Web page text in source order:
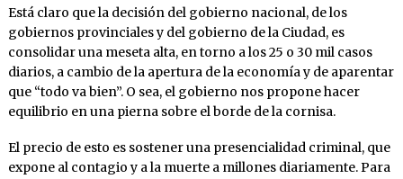
Está claro que la decisión del gobierno nacional, de los
gobiernos provinciales y del gobierno de la Ciudad, es
consolidar una meseta alta, en torno a los 25 o 30 mil casos
diarios, a cambio de la apertura de la economía y de aparentar
que “todo va bien”. O sea, el gobierno nos propone hacer
equilibrio en una pierna sobre el borde de la cornisa.
El precio de esto es sostener una presencialidad criminal, que
expone al contagio y a la muerte a millones diariamente. Para